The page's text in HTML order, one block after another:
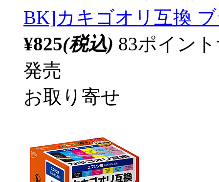
BK]カキゴオリ互換
¥825(税込) 83ポイン
発売
お取り寄せ